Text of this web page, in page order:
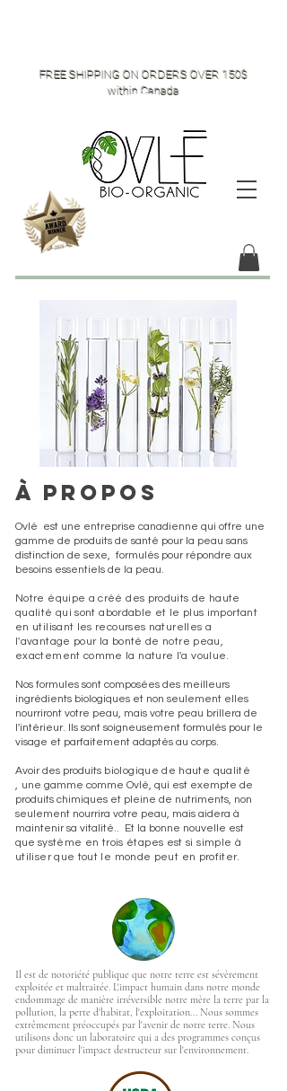
FREE SHIPPING ON ORDERS OVER 150$
within Canada
À propos
Ovlé est une entreprise canadienne qui offre une
gamme de produits de santé pour la peau sans
distinction de sexe, formulés pour répondre aux
besoins essentiels de la peau.
Notre équipe acréé des produits de haute
qualité qui sont abordable et le plus important
en utilisant les recourses naturelles a
l'avantage pour la bonté de notre peau,
exactement comme la nature l'a voulue.
Nos formules sont composées des meilleurs
ingrédients biologiques et non seulement elles
nourriront votre peau, mais votre peau brillera de
l'intérieur. Ils sont soigneusement formulés pour le
visage et parfaitement adaptés au corps.
Avoir des produits biologique de haute qualité
, une gamme comme Ovlé, qui est exempte de
produits chimiques et pleine de nutriments, non
seulement nourrira votre peau, mais aidera à
maintenir sa vitalité.. Et la bonne nouvelle est
que système en trois étapes est si simple à
utiliser que tout le monde peut en profiter.
Il est de notoriété publique que notre terre est sévèrement
exploitée et maltraitée. L'impact humain dans notre monde
endommage de manière irréversible notre mère la terre par la
pollution, la perte d'habitat, l'exploitation... Nous sommes
extrêmement préoccupés par l'avenir de notre terre. Nous
utilisons donc un laboratoire qui a des programmes conçus
pour diminuer l'impact destructeur sur l'environnement.